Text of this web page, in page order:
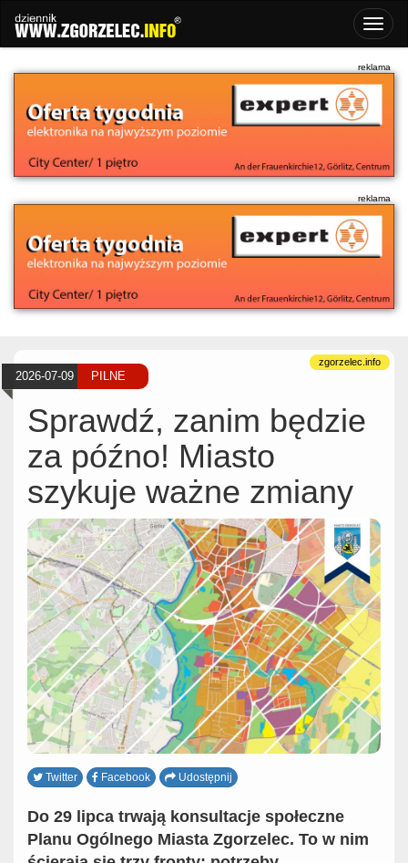
2026-07-09 PILNE
Sprawdź, zanim będzie
za późno! Miasto
szykuje ważne zmiany
Twitter Facebook Udostępnij
Do 29 lipca trwają konsultacje społeczne
Planu Ogólnego Miasta Zgorzelec. To w nim